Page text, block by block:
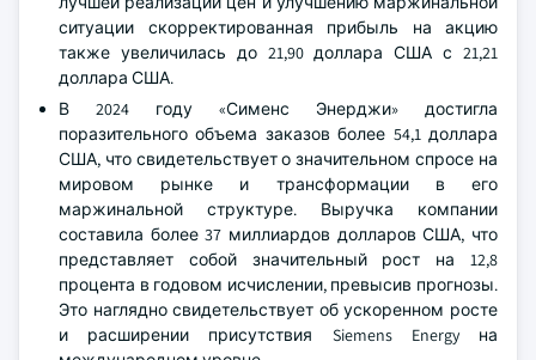
ситуации скорректированная прибыль на акцию
также увеличилась до 21,90 доллара США с 21,21
доллара США.
В 2024 году «Сименс Энерджи» достигла
поразительного объема заказов более 54,1 доллара
США, что свидетельствует о значительном спросе на
мировом рынке и трансформации в его
маржинальной структуре. Выручка компании
составила более 37 миллиардов долларов США, что
представляет собой значительный рост на 12,8
процента в годовом исчислении, превысив прогнозы.
Это наглядно свидетельствует об ускоренном росте
и расширении присутствия Siemens Energy на